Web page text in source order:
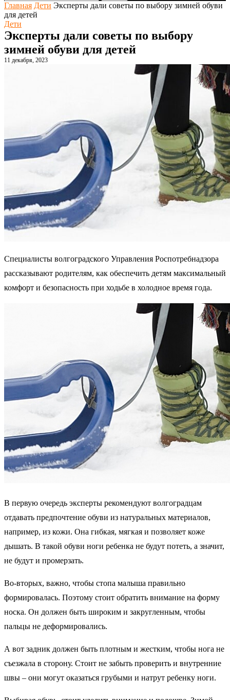
Главная Дети Эксперты дали советы по выбору зимней обуви
для детей
Дети
Эксперты дали советы по выбору
зимней обуви для детей
11 декабря, 2023
Специалисты волгоградского Управления Роспотребнадзора
рассказывают родителям, как обеспечить детям максимальный
комфорт и безопасность при ходьбе в холодное время года.
В первую очередь эксперты рекомендуют волгоградцам
отдавать предпочтение обуви из натуральных материалов,
например, из кожи. Она гибкая, мягкая и позволяет коже
дышать. В такой обуви ноги ребенка не будут потеть, а значит,
не будут и промерзать.
Во-вторых, важно, чтобы стопа малыша правильно
формировалась. Поэтому стоит обратить внимание на форму
носка. Он должен быть широким и закругленным, чтобы
пальцы не деформировались.
А вот задник должен быть плотным и жестким, чтобы нога не
съезжала в сторону. Стоит не забыть проверить и внутренние
швы – они могут оказаться грубыми и натрут ребенку ноги.